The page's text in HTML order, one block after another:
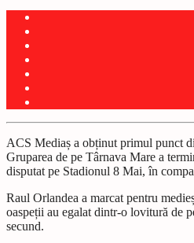
ACS Mediaș a obținut primul punct
Gruparea de pe Târnava Mare a
disputat pe Stadionul 8 Mai, în
Raul Orlandea a marcat pentru
oaspeții au egalat dintr-o lovitură de
secund.